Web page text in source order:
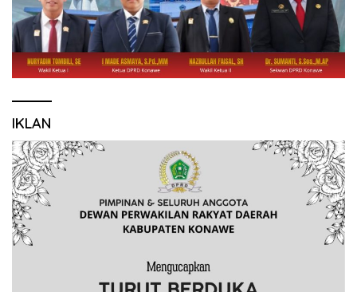
IKLAN